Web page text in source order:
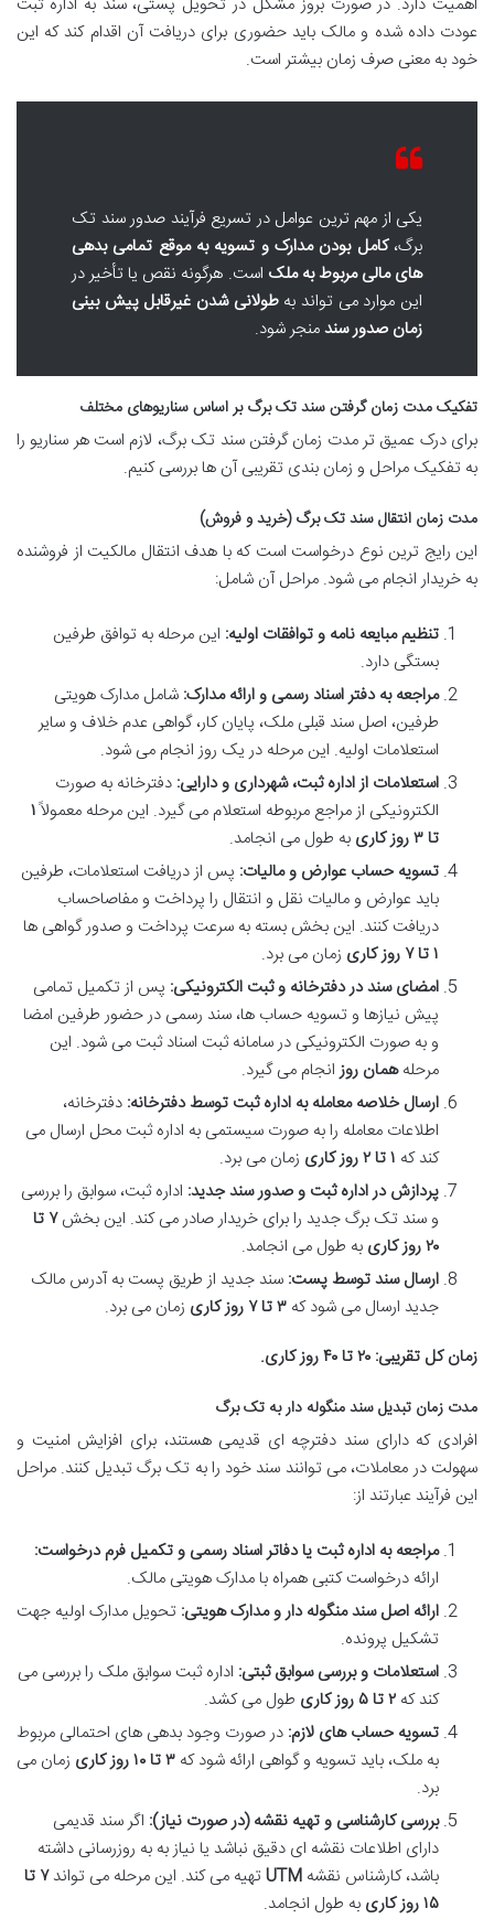
عودت داده شده و مالک باید حضوری برای دریافت آن اقدام کند که این
خود به معنی صرف زمان بیشتر است.
یکی از مهم ترین عوامل در تسریع فرآیند صدور سند تک
برگ،کامل بودن مدارک و تسویه به موقع تمامی بدهی
های مالی مربوط به ملک است. هرگونه نقص یا تأخیر در
این موارد می تواند بهطولانی شدن غیرقابل پیش بینی
زمان صدور سندمنجر شود.
تفکیک مدت زمان گرفتن سند تک برگ بر اساس سناریوهای مختلف
برای درک عمیق تر مدت زمان گرفتن سند تک برگ، لازم است هر سناریو را
به تفکیک مراحل و زمان بندی تقریبی آن ها بررسی کنیم.
مدت زمان انتقال سند تک برگ (خرید و فروش)
این رایج ترین نوع درخواست است که با هدف انتقال مالکیت از فروشنده
به خریدار انجام می شود. مراحل آن شامل:
تنظیم مبایعه نامه و توافقات اولیه: این مرحله به توافق طرفین
بستگی دارد.
مراجعه به دفتر اسناد رسمی و ارائه مدارک: شامل مدارک هویتی
طرفین، اصل سند قبلی ملک، پایان کار، گواهی عدم خلاف و سایر
استعلامات اولیه. این مرحله در یک روز انجام می شود.
استعلامات از اداره ثبت، شهرداری و دارایی: دفترخانه به صورت
الکترونیکی از مراجع مربوطه استعلام می گیرد. این مرحله معمولاً۱
تا ۳ روز کاری
به طول می انجامد.
تسویه حساب عوارض و مالیات: پس از دریافت استعلامات، طرفین
باید عوارض و مالیات نقل و انتقال را پرداخت و مفاصاحساب
دریافت کنند. این بخش بسته به سرعت پرداخت و صدور گواهی ها
۱ تا ۷ روز کاری
زمان می برد.
امضای سند در دفترخانه و ثبت الکترونیکی: پس از تکمیل تمامی
پیش نیازها و تسویه حساب ها، سند رسمی در حضور طرفین امضا
و به صورت الکترونیکی در سامانه ثبت اسناد ثبت می شود. این
مرحلههمان روز انجام می گیرد.
ارسال خلاصه معامله به اداره ثبت توسط دفترخانه: دفترخانه،
اطلاعات معامله را به صورت سیستمی به اداره ثبت محل ارسال می
کند که ۱ تا ۲ روز کاری
زمان می برد.
پردازش در اداره ثبت و صدور سند جدید: اداره ثبت، سوابق را بررسی
و سند تک برگ جدید را برای خریدار صادر می کند. این بخش ۷ تا
۲۰ روز کاری
به طول می انجامد.
ارسال سند توسط پست: سند جدید از طریق پست به آدرس مالک
جدید ارسال می شود که ۳ تا ۷ روز کاری
زمان می برد.
زمان کل تقریبی: ۲۰ تا ۴۰ روز کاری.
مدت زمان تبدیل سند منگوله دار به تک برگ
افرادی که دارای سند دفترچه ای قدیمی هستند، برای افزایش امنیت و
سهولت در معاملات، می توانند سند خود را به تک برگ تبدیل کنند. مراحل
این فرآیند عبارتند از:
مراجعه به اداره ثبت یا دفاتر اسناد رسمی و تکمیل فرم درخواست:
ارائه درخواست کتبی همراه با مدارک هویتی مالک.
ارائه اصل سند منگوله دار و مدارک هویتی: تحویل مدارک اولیه جهت
تشکیل پرونده.
استعلامات و بررسی سوابق ثبتی: اداره ثبت سوابق ملک را بررسی می
کند که ۲ تا ۵ روز کاری
طول می کشد.
تسویه حساب های لازم: در صورت وجود بدهی های احتمالی مربوط
به ملک، باید تسویه و گواهی ارائه شود که ۳ تا ۱۰ روز کاری
زمان می
برد.
بررسی کارشناسی و تهیه نقشه (در صورت نیاز): اگر سند قدیمی
دارای اطلاعات نقشه ای دقیق نباشد یا نیاز به به روزرسانی داشته
باشد، کارشناس نقشه UTM تهیه می کند. این مرحله می تواند ۷ تا
۱۵ روز کاری
به طول انجامد.